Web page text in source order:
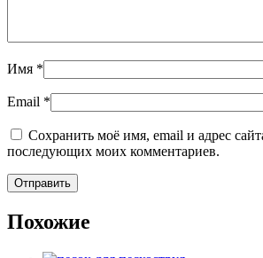
Имя *
Email *
Сохранить моё имя, email и адрес
последующих моих комментариев.
Похожие